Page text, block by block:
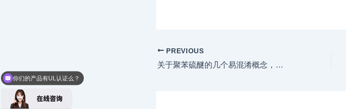
PREVIOUS
关于聚苯硫醚的几个易混淆概念，你知道多少？
你们的产品有UL认证么？